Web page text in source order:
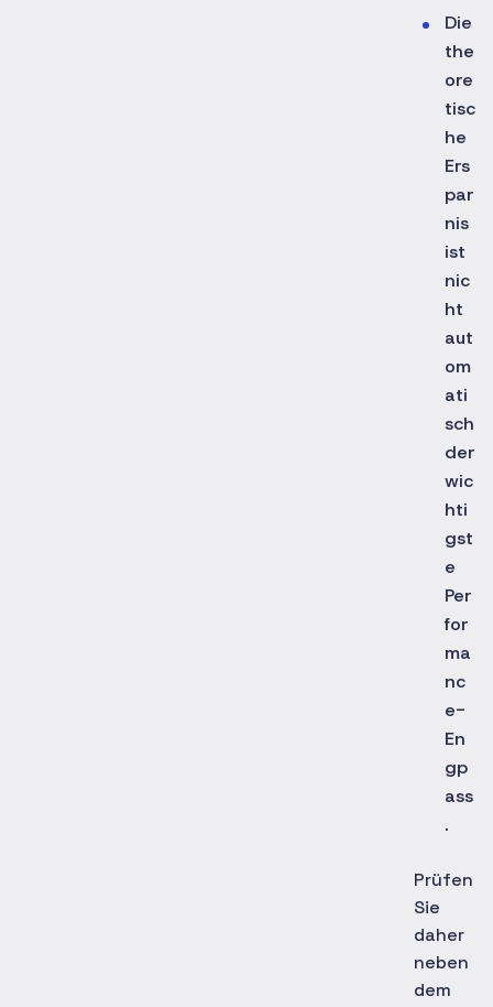
Die
the
ore
tisc
he
Ers
par
nis
ist
nic
ht
aut
om
ati
sch
der
wic
hti
gst
e
Per
for
ma
nc
e-
En
gp
ass
.
Prüfen
Sie
daher
neben
dem